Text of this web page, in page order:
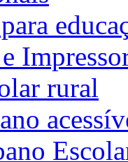
rural